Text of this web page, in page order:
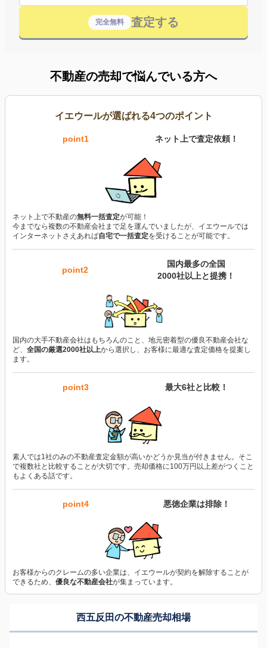
完全無料 査定する
不動産の売却で悩んでいる方へ
イエウールが選ばれる4つのポイント
point1 ネット上で査定依頼！
ネット上で不動産の無料一括査定が可能！
今までなら複数の不動産会社まで足を運んでいましたが、イエウールでは
インターネットさえあれば自宅で一括査定を受けることが可能です。
point2
国内最多の全国
2000社以上と提携！
国内の大手不動産会社はもちろんのこと、地元密着型の優良不動産会社な
ど、 全国の厳選2000社以上から選択し、お客様に最適な査定価格を提案し
ます。
point3 最大6社と比較！
素人では1社のみの不動産査定金額が高いかどうか見当が付きません。そこ
で複数社と比較することが大切です。売却価格に100万円以上差がつくこと
もよくある話です。
point4 悪徳企業は排除！
お客様からのクレームの多い企業は、イエウールが契約を解除することが
できるため、 優良な不動産会社が集まっています。
西五反田の不動産売却相場